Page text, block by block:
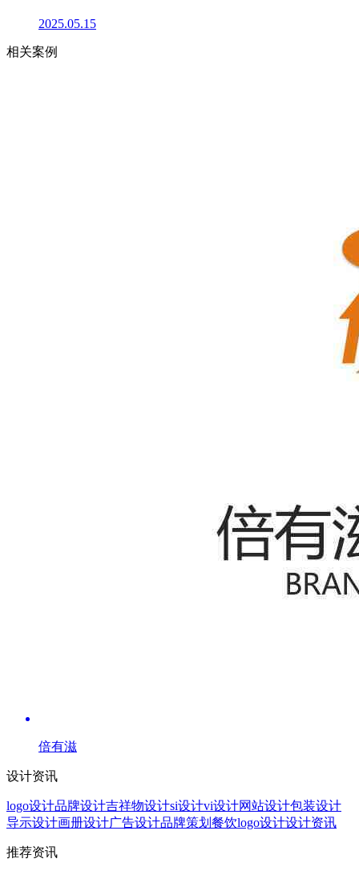
2025.05.15
相关案例
倍有滋
设计资讯
logo设计品牌设计吉祥物设计si设计vi设计网站设计包装设计
导示设计画册设计广告设计品牌策划 餐饮logo设计设计资讯
推荐资讯